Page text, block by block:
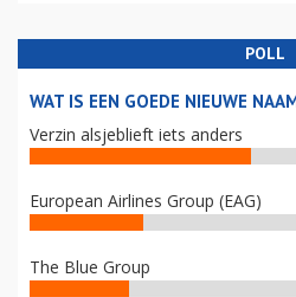
POLL
WAT IS EEN GOEDE NIEUWE
Verzin alsjeblieft iets anders
European Airlines Group (EAG)
The Blue Group